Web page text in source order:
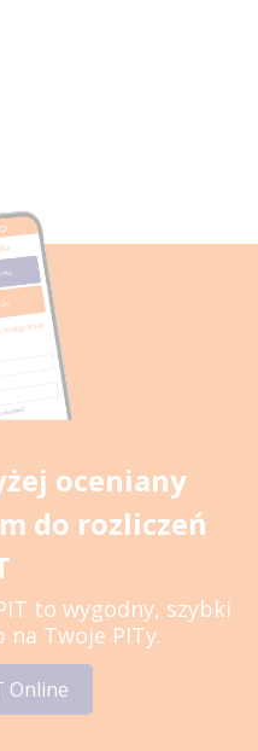
oceniany
do rozliczeń
to wygodny, szybki
Twoje PITy.
Online